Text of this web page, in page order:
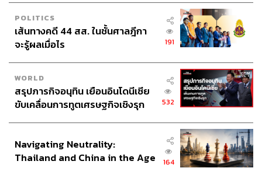
POLITICS
เส้นทางคดี 44 สส. ในชั้นศาลฎีกา
จะรู้ผลเมื่อไร
191
WORLD
สรุปภารกิจอนุทิน เยือนอินโดนีเซีย
ขับเคลื่อนการทูตเศรษฐกิจเชิงรุก
532
Navigating Neutrality:
Thailand and China in the Age
164